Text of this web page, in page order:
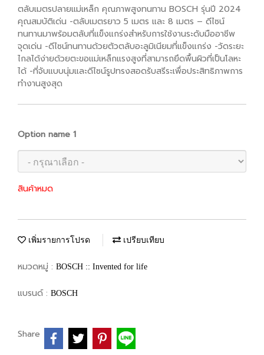
ตลับเมตรปลายแม่เหล็ก คุณภาพสูงทนทาน BOSCH รุ่นปี 2024
คุณสมบัติเด่น -ตลับเมตรยาว 5 เมตร และ 8 เมตร – ดีไซน์
ทนทานมาพร้อมตลับที่แข็งแกร่งสำหรับการใช้งานระดับมืออาชีพ
จุดเด่น -ดีไซน์ทนทานด้วยตัวตลับอะลูมิเนียมที่แข็งแกร่ง -วัดระยะ
ไกลได้ง่ายด้วยตะขอแม่เหล็กแรงสูงที่สามารถยึดพื้นผิวที่เป็นโลหะ
ได้ -ที่จับแบบนุ่มและดีไซน์รูปทรงสอดรับสรีระเพื่อประสิทธิภาพการ
ทำงานสูงสุด
Option name 1
สินค้าหมด
เพิ่มรายการโปรด เปรียบเทียบ
หมวดหมู่ : BOSCH :: Invented for life
แบรนด์ : BOSCH
Share